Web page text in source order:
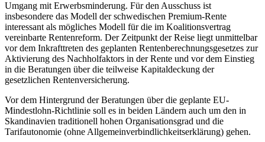
Umgang mit Erwerbsminderung. Für den Ausschuss ist
insbesondere das Modell der schwedischen Premium-Rente
interessant als mögliches Modell für die im Koalitionsvertrag
vereinbarte Rentenreform. Der Zeitpunkt der Reise liegt unmittelbar
vor dem Inkrafttreten des geplanten Rentenberechnungsgesetzes zur
Aktivierung des Nachholfaktors in der Rente und vor dem Einstieg
in die Beratungen über die teilweise Kapitaldeckung der
gesetzlichen Rentenversicherung.
Vor dem Hintergrund der Beratungen über die geplante EU-
Mindestlohn-Richtlinie soll es in beiden Ländern auch um den in
Skandinavien traditionell hohen Organisationsgrad und die
Tarifautonomie (ohne Allgemeinverbindlichkeitserklärung) gehen.